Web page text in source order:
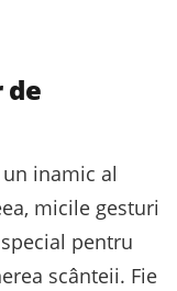
inamic al
micile gesturi
pentru
scânteii. Fie